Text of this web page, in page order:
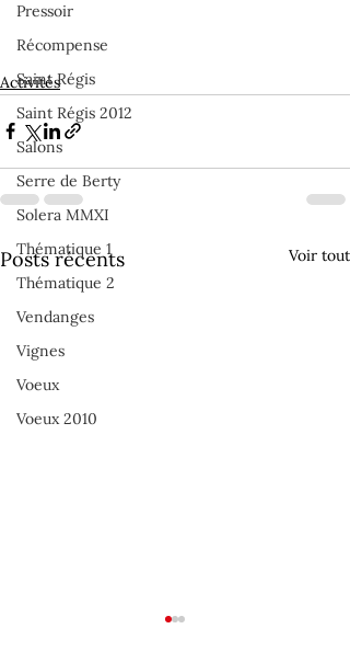
Pressoir
Récompense
Saint Régis
Saint Régis 2012
Salons
Serre de Berty
Solera MMXI
Thématique 1
Thématique 2
Vendanges
Vignes
Voeux
Voeux 2010
Activités
Posts récents Voir tout